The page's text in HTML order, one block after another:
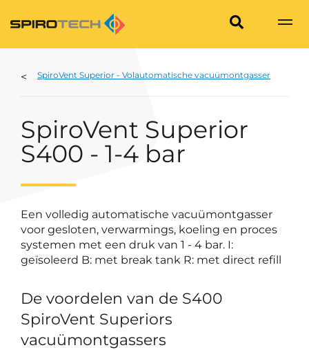
SpiroVent Superior - Volautomatische vacuümontgasser
SpiroVent Superior
S400 - 1-4 bar
Een volledig automatische vacuümontgasser
voor gesloten, verwarmings, koeling en proces
systemen met een druk van 1 - 4 bar. I:
geïsoleerd B: met break tank R: met direct refill
De voordelen van de S400
SpiroVent Superiors
vacuümontgassers